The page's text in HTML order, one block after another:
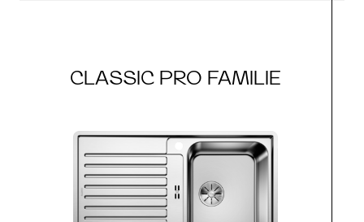
CLASSIC PRO FAMILIE